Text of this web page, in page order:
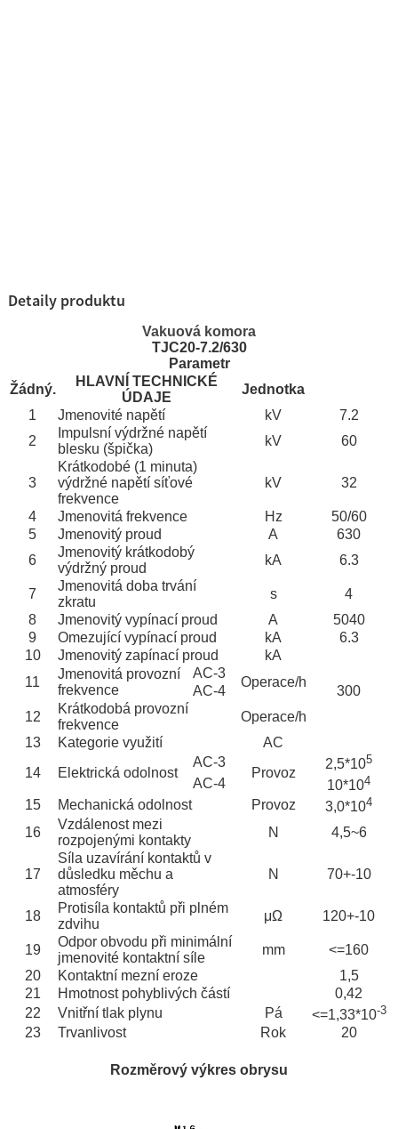
Detaily produktu
Vakuová komora
TJC20-7.2/630
Parametr
Žádný.
HLAVNÍ TECHNICKÉ
ÚDAJE
Jednotka
1
Jmenovité napětí kV
7.2
2
Impulsní výdržné napětí
blesku (špička)
kV 60
3
Krátkodobé (1 minuta)
výdržné napětí síťové
frekvence
kV 32
4 Jmenovitá frekvence Hz
50/60
5
Jmenovitý proud A
630
6
Jmenovitý krátkodobý
výdržný proud
kA 6.3
7
Jmenovitá doba trvání
zkratu
s
4
8
Jmenovitý vypínací proud A
5040
9
Omezující vypínací proud kA
6.3
10
Jmenovitý zapínací proud
kA
11
Jmenovitá provozní
frekvence
AC-3
Operace/h
AC-4
300
12
Krátkodobá provozní
frekvence
Operace/h
13
Kategorie využití
AC
14
Elektrická odolnost
AC-3
Provoz
2,5*105
AC-4 10*104
15 Mechanická odolnost Provoz 3,0*104
16
Vzdálenost mezi
rozpojenými kontakty
N 4,5~6
17
Síla uzavírání kontaktů v
důsledku měchu a
atmosféry
N 70+-10
18
Protisíla kontaktů při plném
zdvihu
μΩ 120+-10
19
Odpor obvodu při minimální
jmenovité kontaktní síle
mm
<=160
20
Kontaktní mezní eroze
1,5
21
Hmotnost pohyblivých částí
0,42
22
Vnitřní tlak plynu Pá <=1,33*10-3
23 Trvanlivost Rok 20
Rozměrový výkres obrysu